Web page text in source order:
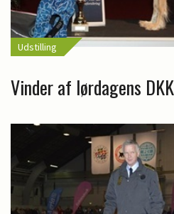
Udstilling
Vinder af lørdagens